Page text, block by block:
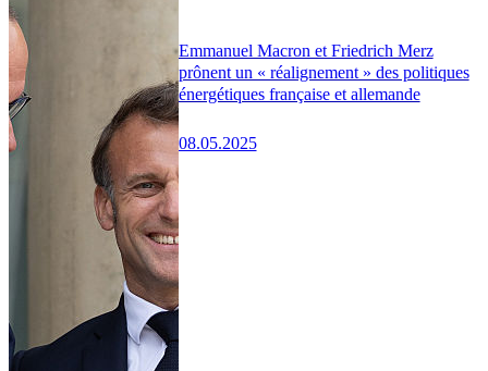
Emmanuel Macron et Friedrich Merz
prônent un « réalignement » des politiques
énergétiques française et allemande
08.05.2025